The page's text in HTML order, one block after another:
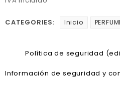
CATEGORIES: Inicio
Política de seguridad
Información de seguridad y